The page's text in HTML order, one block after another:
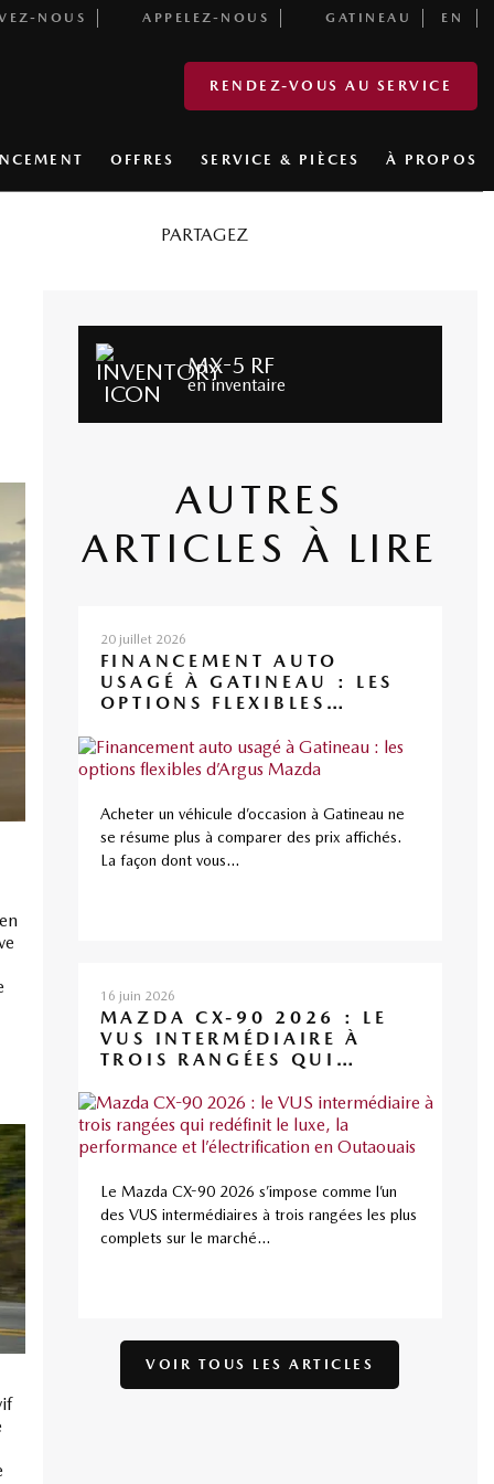
NOUS APPELEZ-NOUS GATINEAU EN
RENDEZ-VOUS AU SERVICE
OFFRES SERVICE & PIÈCES À PROPOS
PARTAGEZ
MX-5 RF
en inventaire
AUTRES
ARTICLES À LIRE
20 juillet 2026
FINANCEMENT AUTO
USAGÉ À GATINEAU : LES
OPTIONS FLEXIBLES
Acheter un véhicule d’occasion à Gatineau ne
se résume plus à comparer des prix affichés.
La façon dont vous...
16 juin 2026
MAZDA CX-90 2026 : LE
VUS INTERMÉDIAIRE À
TROIS RANGÉES QUI
PERFORMANCE ET
L’ÉLECTRIFICATION EN
OUTAOUAIS
Le Mazda CX-90 2026 s’impose comme l’un
des VUS intermédiaires à trois rangées les plus
complets sur le marché...
VOIR TOUS LES ARTICLES